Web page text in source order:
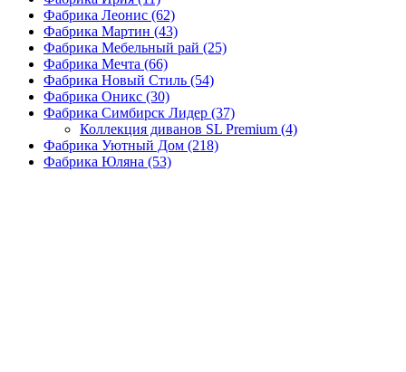
Фабрика Леонис (62)
Фабрика Мартин (43)
Фабрика Мебельный рай (25)
Фабрика Мечта (66)
Фабрика Новый Стиль (54)
Фабрика Оникс (30)
Фабрика Симбирск Лидер (37)
Коллекция диванов SL Premium (4)
Фабрика Уютный Дом (218)
Фабрика Юляна (53)